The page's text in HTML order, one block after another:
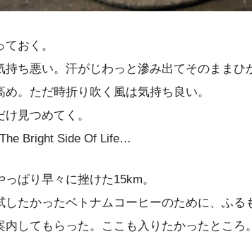
おく。
ち悪い。汗がじわっと滲み出てそのままひ
。ただ時折り吹く風は気持ち良い。
見つめてく。
Bright Side Of Life…
ぱり早々に挫けた15km。
たかったベトナムコーヒーのために、ふる
してもらった。ここも入りたかったところ。